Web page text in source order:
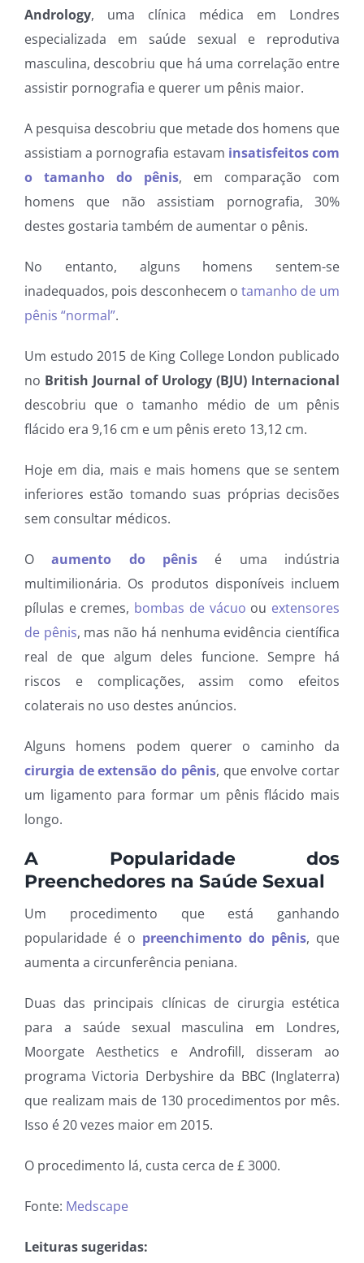
Andrology, uma clínica médica em Londres
especializada em saúde sexual e reprodutiva
masculina, descobriu que há uma correlação entre
assistir pornografia e querer um pênis maior.
A pesquisa descobriu que metade dos homens que
assistiam a pornografia estavam insatisfeitos com
o tamanho do pênis, em comparação com
homens que não assistiam pornografia, 30%
destes gostaria também de aumentar o pênis.
No entanto, alguns homens sentem-se
inadequados, pois desconhecem otamanho de um
pênis “normal”.
Um estudo 2015 de King College London publicado
no British Journal of Urology (BJU) Internacional
descobriu que o tamanho médio de um pênis
flácido era 9,16 cm e um pênis ereto 13,12 cm.
Hoje em dia, mais e mais homens que se sentem
inferiores estão tomando suas próprias decisões
sem consultar médicos.
Oaumento do pênis é uma indústria
multimilionária. Os produtos disponíveis incluem
pílulas e cremes, bombas de vácuo ou extensores
de pênis, mas não há nenhuma evidência científica
real de que algum deles funcione. Sempre há
riscos e complicações, assim como efeitos
colaterais no uso destes anúncios.
Alguns homens podem querer o caminho da
cirurgia de extensão do pênis, que envolve cortar
um ligamento para formar um pênis flácido mais
longo.
A Popularidade dos
Preenchedores na Saúde Sexual
Um procedimento que está ganhando
popularidade é o preenchimento do pênis, que
aumenta a circunferência peniana.
Duas das principais clínicas de cirurgia estética
para a saúde sexual masculina em Londres,
Moorgate Aesthetics e Androfill, disseram ao
programa Victoria Derbyshire da BBC (Inglaterra)
que realizam mais de 130 procedimentos por mês.
Isso é 20 vezes maior em 2015.
O procedimento lá, custa cerca de £ 3000.
Fonte: Medscape
Leituras sugeridas: